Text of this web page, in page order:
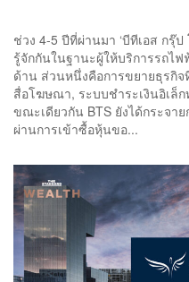
ช่วง 4-5 ปีที่ผ่านมา ‘บีทีเอส กรุ๊
รู้จักกันในฐานะผู้ให้บริการรถไ
ด้าน ส่วนหนึ่งคือการขยายธุรกิจ
สื่อโฆษณา, ระบบชำระเงินอิเล็
ขณะเดียวกัน BTS ยังได้กระจา
ผ่านการเข้าซื้อหุ้นขอ...